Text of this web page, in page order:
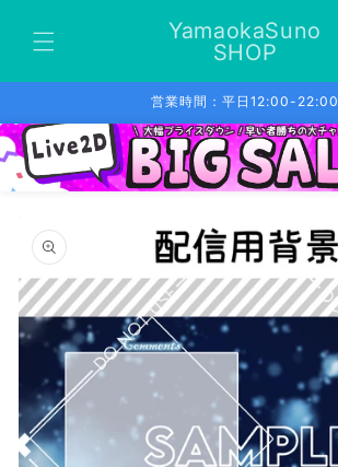
進む
YamaokaSuno
SHOP
営業時間：平日12:00-22:00
報にス
キップ